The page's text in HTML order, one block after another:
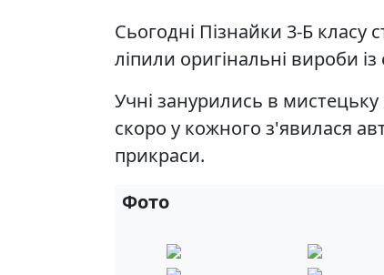
Сьогодні Пізнайки 3-Б
ліпили оригінальні вироби із
Учні занурились в
скоро у кожного з'явилася
прикраси.
Фото